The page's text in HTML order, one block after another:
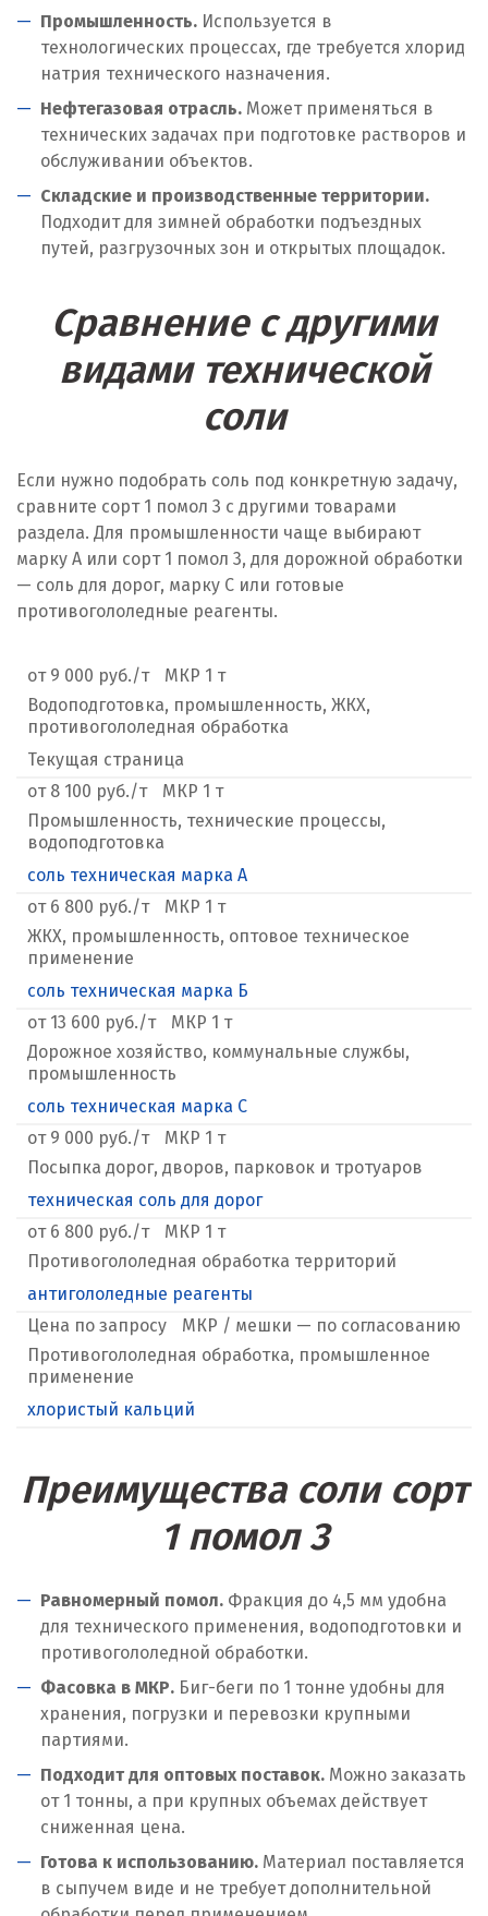
Промышленность. Используется в
технологических процессах, где требуется хлорид
натрия технического назначения.
Нефтегазовая отрасль. Может применяться в
технических задачах при подготовке растворов и
обслуживании объектов.
Складские и производственные территории.
Подходит для зимней обработки подъездных
путей, разгрузочных зон и открытых площадок.
Сравнение с другими
видами технической
соли
Если нужно подобрать соль под конкретную задачу,
сравните сорт 1 помол 3 с другими товарами
раздела. Для промышленности чаще выбирают
марку А или сорт 1 помол 3, для дорожной обработки
— соль для дорог, марку С или готовые
противогололедные реагенты.
от 9 000 руб./т
МКР 1 т
Водоподготовка, промышленность, ЖКХ,
противогололедная обработка
Текущая страница
от 8 100 руб./т
МКР 1 т
Промышленность, технические процессы,
водоподготовка
соль техническая марка А
от 6 800 руб./т
МКР 1 т
ЖКХ, промышленность, оптовое техническое
применение
соль техническая марка Б
от 13 600 руб./т
МКР 1 т
Дорожное хозяйство, коммунальные службы,
промышленность
соль техническая марка С
от 9 000 руб./т
МКР 1 т
Посыпка дорог, дворов, парковок и тротуаров
техническая соль для дорог
от 6 800 руб./т
МКР 1 т
Противогололедная обработка территорий
антигололедные реагенты
Цена по запросу
МКР / мешки — по согласованию
Противогололедная обработка, промышленное
применение
хлористый кальций
Преимущества соли сорт
1 помол 3
Равномерный помол. Фракция до 4,5 мм удобна
для технического применения, водоподготовки и
противогололедной обработки.
Фасовка в МКР. Биг-беги по 1 тонне удобны для
хранения, погрузки и перевозки крупными
партиями.
Подходит для оптовых поставок. Можно заказать
от 1 тонны, а при крупных объемах действует
сниженная цена.
Готова к использованию. Материал поставляется
в сыпучем виде и не требует дополнительной